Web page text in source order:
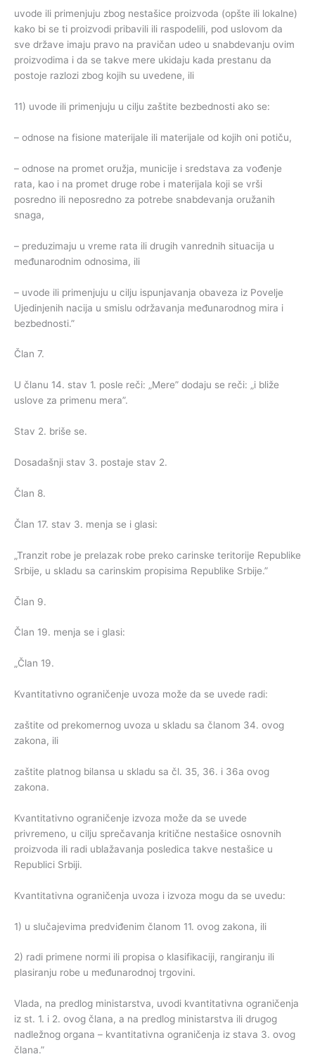
uvode ili primenjuju zbog nestašice proizvoda (opšte ili lokalne)
kako bi se ti proizvodi pribavili ili raspodelili, pod uslovom da
sve države imaju pravo na pravičan udeo u snabdevanju ovim
proizvodima i da se takve mere ukidaju kada prestanu da
postoje razlozi zbog kojih su uvedene, ili
11) uvode ili primenjuju u cilju zaštite bezbednosti ako se:
– odnose na fisione materijale ili materijale od kojih oni potiču,
– odnose na promet oružja, municije i sredstava za vođenje
rata, kao i na promet druge robe i materijala koji se vrši
posredno ili neposredno za potrebe snabdevanja oružanih
snaga,
– preduzimaju u vreme rata ili drugih vanrednih situacija u
međunarodnim odnosima, ili
– uvode ili primenjuju u cilju ispunjavanja obaveza iz Povelje
Ujedinjenih nacija u smislu održavanja međunarodnog mira i
bezbednosti.”
Član 7.
U članu 14. stav 1. posle reči: „Mere” dodaju se reči: „i bliže
uslove za primenu mera”.
Stav 2. briše se.
Dosadašnji stav 3. postaje stav 2.
Član 8.
Član 17. stav 3. menja se i glasi:
„Tranzit robe je prelazak robe preko carinske teritorije Republike
Srbije, u skladu sa carinskim propisima Republike Srbije.”
Član 9.
Član 19. menja se i glasi:
„Član 19.
Kvantitativno ograničenje uvoza može da se uvede radi:
zaštite od prekomernog uvoza u skladu sa članom 34. ovog
zakona, ili
zaštite platnog bilansa u skladu sa čl. 35, 36. i 36a ovog
zakona.
Kvantitativno ograničenje izvoza može da se uvede
privremeno, u cilju sprečavanja kritične nestašice osnovnih
proizvoda ili radi ublažavanja posledica takve nestašice u
Republici Srbiji.
Kvantitativna ograničenja uvoza i izvoza mogu da se uvedu:
1) u slučajevima predviđenim članom 11. ovog zakona, ili
2) radi primene normi ili propisa o klasifikaciji, rangiranju ili
plasiranju robe u međunarodnoj trgovini.
Vlada, na predlog ministarstva, uvodi kvantitativna ograničenja
iz st. 1. i 2. ovog člana, a na predlog ministarstva ili drugog
nadležnog organa – kvantitativna ograničenja iz stava 3. ovog
člana.”